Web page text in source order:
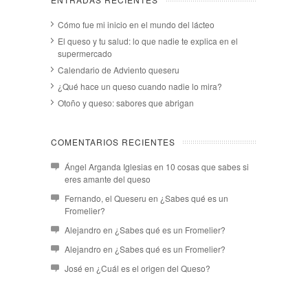
Cómo fue mi inicio en el mundo del lácteo
El queso y tu salud: lo que nadie te explica en el
supermercado
Calendario de Adviento queseru
¿Qué hace un queso cuando nadie lo mira?
Otoño y queso: sabores que abrigan
COMENTARIOS RECIENTES
Ángel Arganda Iglesiasen 10 cosas que sabes si
eres amante del queso
Fernando, el Queseru en ¿Sabes qué es un
Fromelier?
Alejandro en ¿Sabes qué es un Fromelier?
Alejandro en ¿Sabes qué es un Fromelier?
José en ¿Cuál es el origen del Queso?